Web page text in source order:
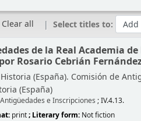
Clear all Select titles to:
de la Real Academia
por Rosario Cebrián
(España). Comisión de
(España)
Antigüedades e Inscripciones ; IV.4.13.
print; Literary form: Not fiction